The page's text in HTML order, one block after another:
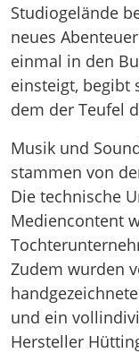
Studiogelände
neues
einmal in den
einsteigt, begibt
dem der Teufel
Musik und
stammen von
Die technische
Mediencontent
Zudem wurden
und ein
Hersteller